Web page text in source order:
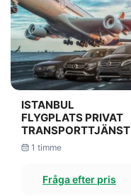
ISTANBUL
FLYGPLATS PRIVAT
TRANSPORTTJÄNST
1 timme
Fråga efter pris